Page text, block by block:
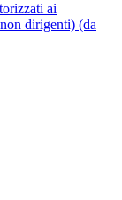
ai
dirigenti) (da